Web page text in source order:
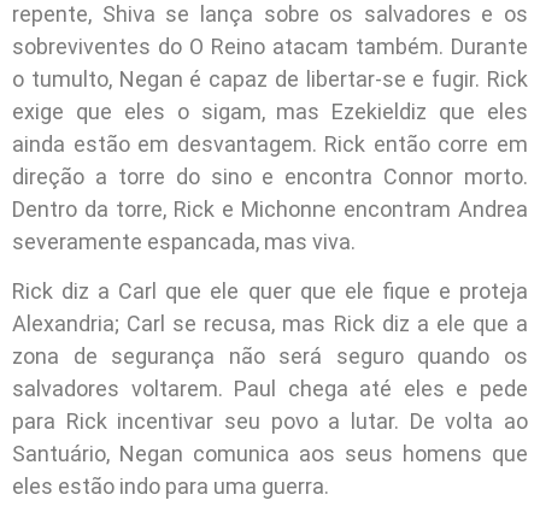
repente, Shiva se lança sobre os salvadores e os
sobreviventes do O Reino atacam também. Durante
o tumulto, Negan é capaz de libertar-se e fugir. Rick
exige que eles o sigam, mas Ezekieldiz que eles
ainda estão em desvantagem. Rick então corre em
direção a torre do sino e encontra Connor morto.
Dentro da torre, Rick e Michonne encontram Andrea
severamente espancada, mas viva.
Rick diz a Carl que ele quer que ele fique e proteja
Alexandria; Carl se recusa, mas Rick diz a ele que a
zona de segurança não será seguro quando os
salvadores voltarem. Paul chega até eles e pede
para Rick incentivar seu povo a lutar. De volta ao
Santuário, Negan comunica aos seus homens que
eles estão indo para uma guerra.